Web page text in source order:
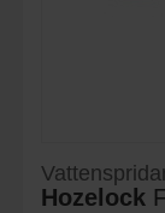
Hozelock